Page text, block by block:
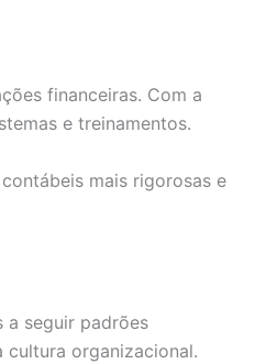
financeiras. Com a
e treinamentos.
mais rigorosas e
a seguir padrões
cultura organizacional.